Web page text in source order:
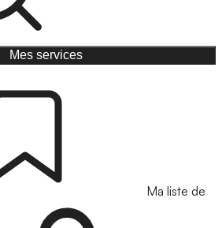
Mes services
Ma liste de